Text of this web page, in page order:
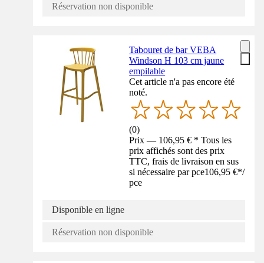
Réservation non disponible
Tabouret de bar VEBA
Windson H 103 cm jaune
empilable
Cet article n'a pas encore été
noté.
(0)
Prix — 106,95 € * Tous les
prix affichés sont des prix
TTC, frais de livraison en sus
si nécessaire par pce106,95 €*/
pce
Disponible en ligne
Réservation non disponible